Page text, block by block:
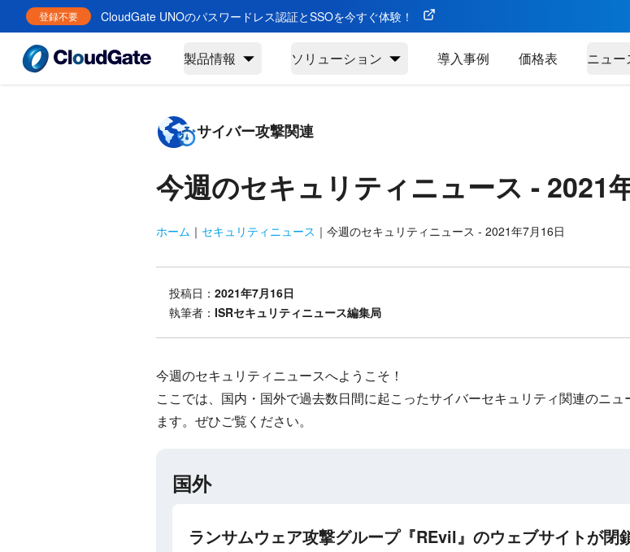
登録不要 CloudGate UNOのパスワードレス認証とSSOを今すぐ体験！
製品情報 ソリューション 導入事例 価格表 ニュー
サイバー攻撃関連
今週のセキュリティニュース - 2021
ホーム ｜ セキュリティニュース ｜ 今週のセキュリティニュース - 2021年7月16日
投稿日： 2021年7月16日
執筆者： ISRセキュリティニュース編集局
今週のセキュリティニュースへようこそ！
ここでは、国内・国外で過去数日間に起こったサイバーセキュリティ関連のニ
ます。ぜひご覧ください。
国外
ランサムウェア攻撃グループ『REvil』のウェブサイトが閉